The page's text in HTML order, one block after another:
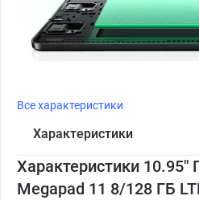
Все характеристики
Характеристики
Характеристики 10.95"
Megapad 11 8/128 ГБ